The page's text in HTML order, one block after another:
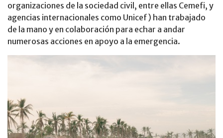
organizaciones de la sociedad civil, entre ellas Cemefi, y
agencias internacionales como Unicef) han trabajado
de la mano y en colaboración para echar a andar
numerosas acciones en apoyo a la emergencia.